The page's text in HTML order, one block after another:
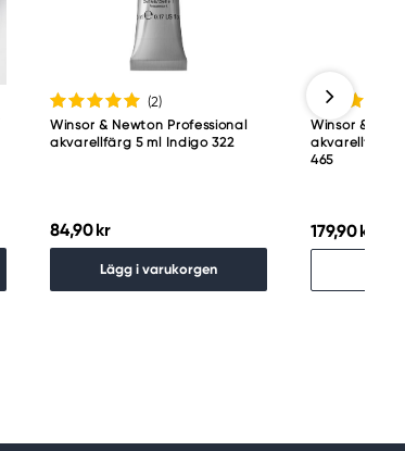
(2)
Winsor & Newton Professional
akvarellfärg 5 ml Indigo 322
84,90 kr
Lägg i varukorgen
Winsor &
akvarellfärg
465
179,90 kr